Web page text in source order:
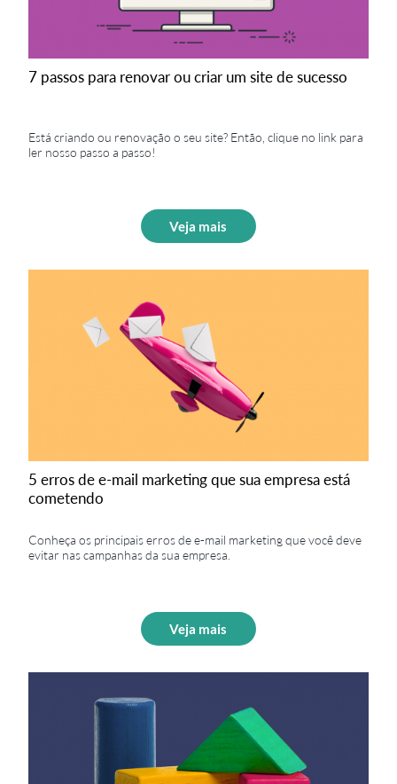
7 passos para renovar ou criar um site de sucesso
Está criando ou renovação o seu site? Então, clique no link para
ler nosso passo a passo!
Veja mais
5 erros de e-mail marketing que sua empresa está
cometendo
Conheça os principais erros de e-mail marketing que você deve
evitar nas campanhas da sua empresa.
Veja mais